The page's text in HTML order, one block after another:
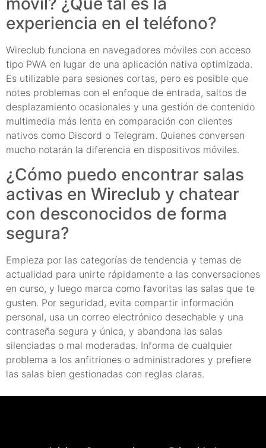
experiencia en el teléfono?
Wireclub funciona en navegadores móviles con acceso
tipo PWA en lugar de una aplicación nativa optimizada.
Es utilizable para sesiones cortas, pero es posible que
notes problemas con el enfoque de entrada, saltos de
desplazamiento ocasionales y una gestión de contenido
multimedia más lenta en comparación con clientes
nativos como Discord o Telegram. Quienes conversen
mucho notarán la diferencia en dispositivos móviles.
¿Cómo puedo encontrar salas
activas en Wireclub y chatear
con desconocidos de forma
segura?
Empieza por las categorías de tendencia y temas de
actualidad para unirte rápidamente a las conversaciones
en curso, y luego marca como favoritas las salas que te
gusten. Por seguridad, evita compartir información
personal, usa un correo electrónico desechable y una
contraseña segura y única, y abandona las salas
silenciadas o mal moderadas. Informa de cualquier
problema a los anfitriones o administradores y prefiere
las salas bien gestionadas con reglas claras.